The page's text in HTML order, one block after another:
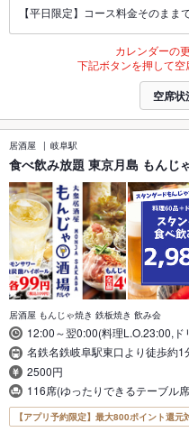
【平日限定】コース料金そのまま
カレンダーの
下記ボタンを押して空
空席状
居酒屋 岐阜駅
食べ飲み放題 東京月島 もんじ
居酒屋 もんじゃ焼き 鉄板焼き 飲み会
12:00～翌0:00(料理L.O.23:00,ド
名鉄名鉄岐阜駅東口より徒歩約1
2500円
116席(ゆったりできるテーブル
【アプリ予約限定】最大800ポイント還元